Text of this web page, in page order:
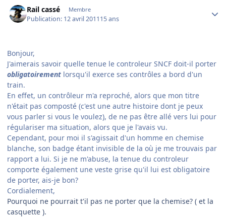
Rail cassé Membre
Publication: 12 avril 201115 ans
Bonjour,
J'aimerais savoir quelle tenue le controleur SNCF doit-il porter
obligatoirement lorsqu'il exerce ses contrôles a bord d'un
train.
En effet, un contrôleur m'a reproché, alors que mon titre
n'était pas composté (c'est une autre histoire dont je peux
vous parler si vous le voulez), de ne pas être allé vers lui pour
régulariser ma situation, alors que je l'avais vu.
Cependant, pour moi il s'agissait d'un homme en chemise
blanche, son badge étant invisible de la où je me trouvais par
rapport a lui. Si je ne m'abuse, la tenue du controleur
comporte également une veste grise qu'il lui est obligatoire
de porter, ais-je bon?
Cordialement,
Pourquoi ne pourrait t'il pas ne porter que la chemise? ( et la
casquette ).